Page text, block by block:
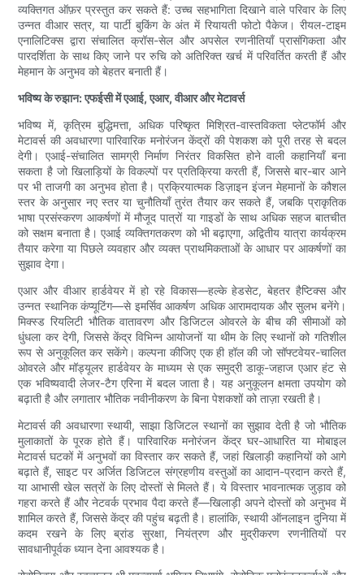
व्यक्तिगत ऑफ़र प्रस्तुत कर सकते हैं: उच्च सहभागिता दिखाने वाले परिवार के लिए
उन्नत वीआर सत्र, या पार्टी बुकिंग के अंत में रियायती फोटो पैकेज। रीयल-टाइम
एनालिटिक्स द्वारा संचालित क्रॉस-सेल और अपसेल रणनीतियाँ प्रासंगिकता और
पारदर्शिता के साथ किए जाने पर रुचि को अतिरिक्त खर्च में परिवर्तित करती हैं और
मेहमान के अनुभव को बेहतर बनाती हैं।
भविष्य के रुझान: एफईसी में एआई, एआर, वीआर और मेटावर्स
भविष्य में, कृत्रिम बुद्धिमत्ता, अधिक परिष्कृत मिश्रित-वास्तविकता प्लेटफॉर्म और
मेटावर्स की अवधारणा पारिवारिक मनोरंजन केंद्रों की पेशकश को पूरी तरह से बदल
देगी। एआई-संचालित सामग्री निर्माण निरंतर विकसित होने वाली कहानियाँ बना
सकता है जो खिलाड़ियों के विकल्पों पर प्रतिक्रिया करती हैं, जिससे बार-बार आने
पर भी ताजगी का अनुभव होता है। प्रक्रियात्मक डिज़ाइन इंजन मेहमानों के कौशल
स्तर के अनुसार नए स्तर या चुनौतियाँ तुरंत तैयार कर सकते हैं, जबकि प्राकृतिक
भाषा प्रसंस्करण आकर्षणों में मौजूद पात्रों या गाइडों के साथ अधिक सहज बातचीत
को सक्षम बनाता है। एआई व्यक्तिगतकरण को भी बढ़ाएगा, अद्वितीय यात्रा कार्यक्रम
तैयार करेगा या पिछले व्यवहार और व्यक्त प्राथमिकताओं के आधार पर आकर्षणों का
सुझाव देगा।
एआर और वीआर हार्डवेयर में हो रहे विकास—हल्के हेडसेट, बेहतर हैप्टिक्स और
उन्नत स्थानिक कंप्यूटिंग—से इमर्सिव आकर्षण अधिक आरामदायक और सुलभ बनेंगे।
मिक्स्ड रियलिटी भौतिक वातावरण और डिजिटल ओवरले के बीच की सीमाओं को
धुंधला कर देगी, जिससे केंद्र विभिन्न आयोजनों या थीम के लिए स्थानों को गतिशील
रूप से अनुकूलित कर सकेंगे। कल्पना कीजिए एक ही हॉल की जो सॉफ्टवेयर-चालित
ओवरले और मॉड्यूलर हार्डवेयर के माध्यम से एक समुद्री डाकू-जहाज एआर हंट से
एक भविष्यवादी लेजर-टैग एरिना में बदल जाता है। यह अनुकूलन क्षमता उपयोग को
बढ़ाती है और लगातार भौतिक नवीनीकरण के बिना पेशकशों को ताज़ा रखती है।
मेटावर्स की अवधारणा स्थायी, साझा डिजिटल स्थानों का सुझाव देती है जो भौतिक
मुलाकातों के पूरक होते हैं। पारिवारिक मनोरंजन केंद्र घर-आधारित या मोबाइल
मेटावर्स घटकों में अनुभवों का विस्तार कर सकते हैं, जहां खिलाड़ी कहानियों को आगे
बढ़ाते हैं, साइट पर अर्जित डिजिटल संग्रहणीय वस्तुओं का आदान-प्रदान करते हैं,
या आभासी खेल सत्रों के लिए दोस्तों से मिलते हैं। ये विस्तार भावनात्मक जुड़ाव को
गहरा करते हैं और नेटवर्क प्रभाव पैदा करते हैं—खिलाड़ी अपने दोस्तों को अनुभव में
शामिल करते हैं, जिससे केंद्र की पहुंच बढ़ती है। हालांकि, स्थायी ऑनलाइन दुनिया में
कदम रखने के लिए ब्रांड सुरक्षा, नियंत्रण और मुद्रीकरण रणनीतियों पर
सावधानीपूर्वक ध्यान देना आवश्यक है।